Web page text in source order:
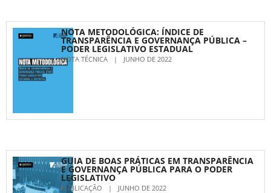
NOTA METODOLÓGICA: ÍNDICE DE
TRANSPARÊNCIA E GOVERNANÇA PÚBLICA –
PODER LEGISLATIVO ESTADUAL
NOTA TÉCNICA | JUNHO DE 2022
GUIA DE BOAS PRÁTICAS EM TRANSPARÊNCIA
E GOVERNANÇA PÚBLICA PARA O PODER
LEGISLATIVO
PUBLICAÇÃO | JUNHO DE 2022